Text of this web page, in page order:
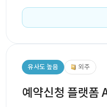
유사도 높음 외주
예약신청 플랫